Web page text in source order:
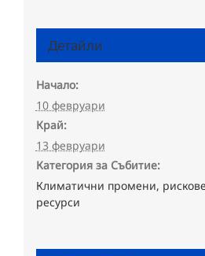
Детайли
Начало:
10 февруари
Край:
13 февруари
Категория за Събитие:
Климатични промени,
ресурси